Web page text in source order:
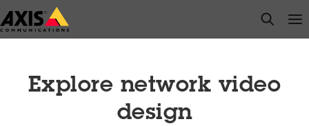
Przejdź
do
open
Explore network video
design